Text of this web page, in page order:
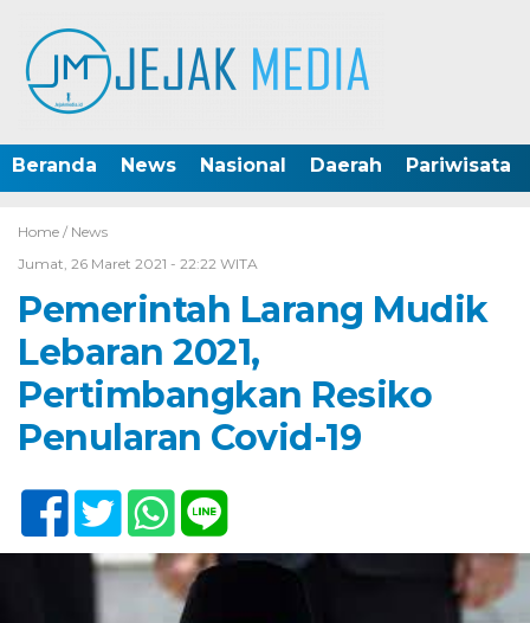
Beranda News Nasional Daerah Pariwisata
Home / News
Jumat, 26 Maret 2021 - 22:22 WITA
Pemerintah Larang Mudik
Lebaran 2021,
Pertimbangkan Resiko
Penularan Covid-19